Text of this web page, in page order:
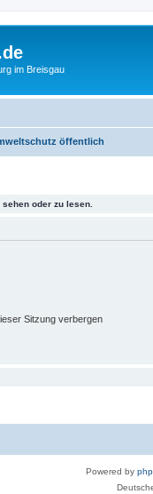
im Breisgau
öffentlich
oder zu lesen.
Sitzung verbergen
Powered by